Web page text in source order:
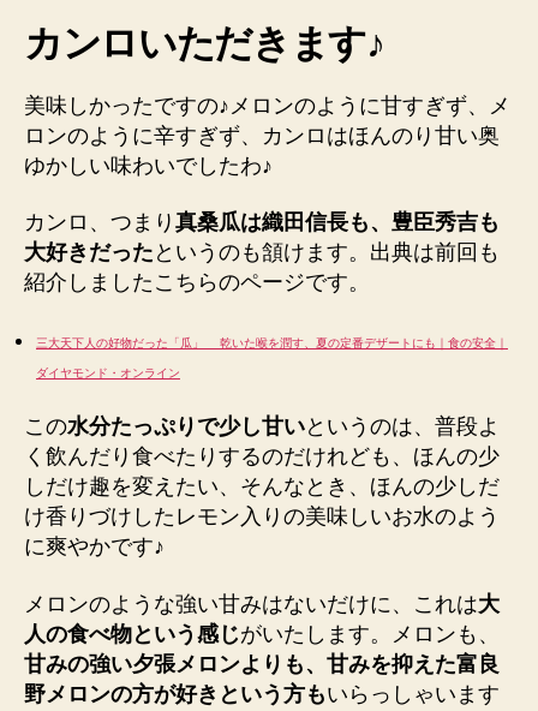
カンロいただきます♪
美味しかったですの♪メロンのように甘すぎず、メ
ロンのように辛すぎず、カンロはほんのり甘い奥
ゆかしい味わいでしたわ♪
カンロ、つまり 真桑瓜は織田信長も、豊臣秀吉も
大好きだった というのも頷けます。出典は前回も
紹介しましたこちらのページです。
三大天下人の好物だった「瓜」 乾いた喉を潤す、夏の定番デザートにも｜食の安全｜
ダイヤモンド・オンライン
この水分たっぷりで少し甘いというのは、普段よ
く飲んだり食べたりするのだけれども、ほんの少
しだけ趣を変えたい、そんなとき、ほんの少しだ
け香りづけしたレモン入りの美味しいお水のよう
に爽やかです♪
メロンのような強い甘みはないだけに、これは大
人の食べ物という感じがいたします。メロンも、
甘みの強い夕張メロンよりも、甘みを抑えた富良
野メロンの方が好きという方もいらっしゃいます